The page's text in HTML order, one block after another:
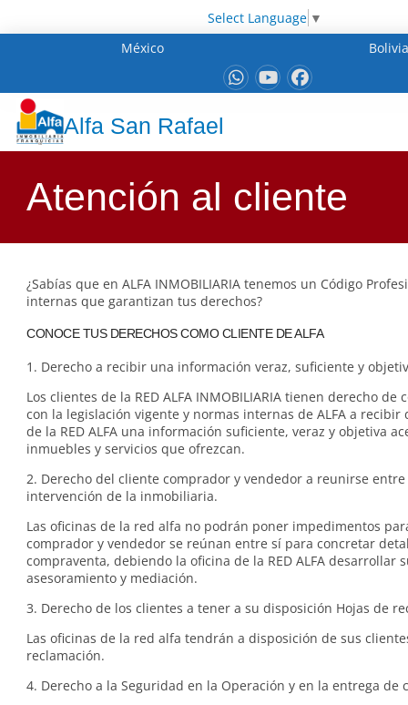
Select Language ▼
México
Bolivia
Alfa San Rafael
Atención al cliente
¿Sabías que en ALFA INMOBILIARIA tenemos un Código
internas que garantizan tus derechos?
CONOCE TUS DERECHOS COMO CLIENTE DE ALFA
1. Derecho a recibir una información veraz, suficiente y
Los clientes de la RED ALFA INMOBILIARIA tienen derecho de
con la legislación vigente y normas internas de ALFA a recibir
de la RED ALFA una información suficiente, veraz y objetiva
inmuebles y servicios que ofrezcan.
2. Derecho del cliente comprador y vendedor a reunirse
intervención de la inmobiliaria.
Las oficinas de la red alfa no podrán poner impedimentos
comprador y vendedor se reúnan entre sí para concretar
compraventa, debiendo la oficina de la RED ALFA desarrollar
asesoramiento y mediación.
3. Derecho de los clientes a tener a su disposición Hojas de
Las oficinas de la red alfa tendrán a disposición de sus
reclamación.
4. Derecho a la Seguridad en la Operación y en la entrega de